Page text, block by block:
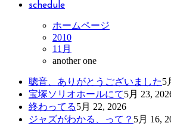
schedule
ホームページ
2010
11月
another one
聰音、ありがとうございました5
宝塚ソリオホールにて5月 23,
終わってる5月 22, 2026
ジャズがわかる、って？ 5月 16,